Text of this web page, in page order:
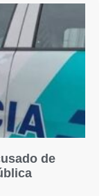
de